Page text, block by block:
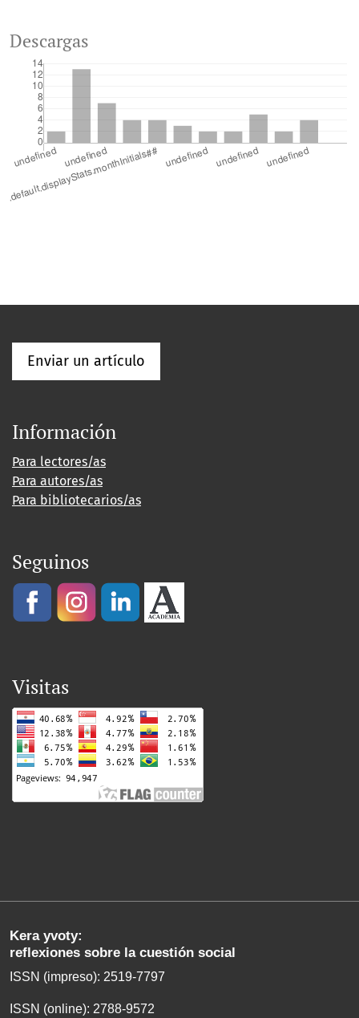
Descargas
Enviar un artículo
Información
Para lectores/as
Para autores/as
Para bibliotecarios/as
Seguinos
Visitas
Kera yvoty:
reflexiones sobre la cuestión social
ISSN (impreso): 2519-7797
ISSN (online): 2788-9572